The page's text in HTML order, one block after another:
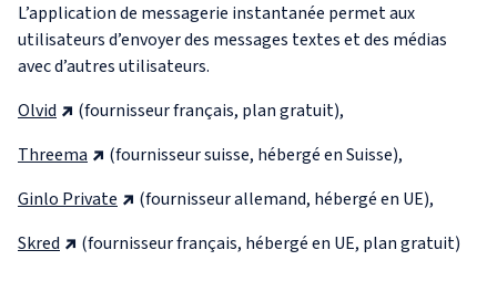
L’application de messagerie instantanée permet aux
utilisateurs d’envoyer des messages textes et des médias
avec d’autres utilisateurs.
Olvid
(fournisseur français, plan gratuit),
Threema
(fournisseur suisse, hébergé en Suisse),
Ginlo Private
(fournisseur allemand, hébergé en UE),
Skred
(fournisseur français, hébergé en UE, plan gratuit)